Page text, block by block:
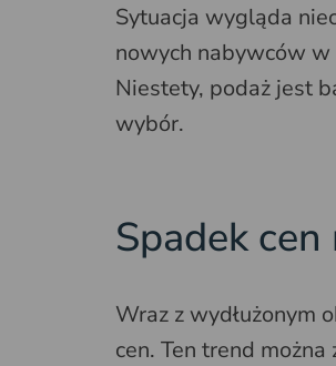
Sytuacja wygląda
nowych nabywców
Niestety, podaż jest
wybór.
Spadek
Wraz z wydłużonym
cen. Ten trend